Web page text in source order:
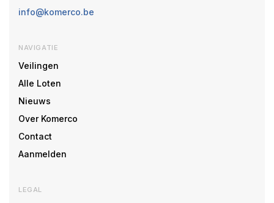
info@komerco.be
NAVIGATIE
Veilingen
Alle Loten
Nieuws
Over Komerco
Contact
Aanmelden
LEGAL